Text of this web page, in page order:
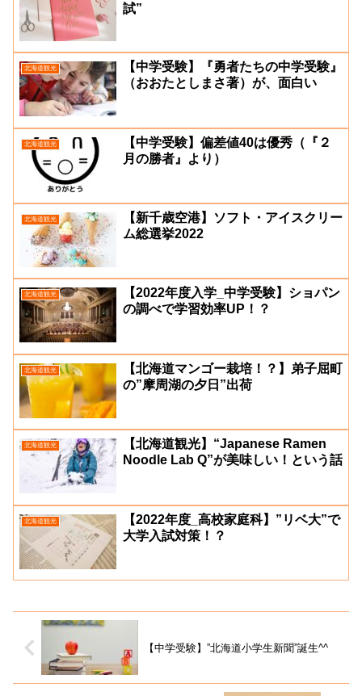
試”
北海道観光
【中学受験】『勇者たちの中学受験』
（おおたとしまさ著）が、面白い
北海道観光
【中学受験】偏差値40は優秀（『２
月の勝者』より）
北海道観光
【新千歳空港】ソフト・アイスクリー
ム総選挙2022
北海道観光
【2022年度入学_中学受験】ショパン
の調べで学習効率UP！？
北海道観光
【北海道マンゴー栽培！？】弟子屈町
の”摩周湖の夕日”出荷
北海道観光
【北海道観光】“Japanese Ramen
Noodle Lab Q”が美味しい！という話
北海道観光
【2022年度_高校家庭科】”リベ大”で
大学入試対策！？
【中学受験】”北海道小学生新聞”誕生^^